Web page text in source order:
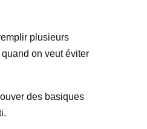
plusieurs
on veut éviter
des basiques